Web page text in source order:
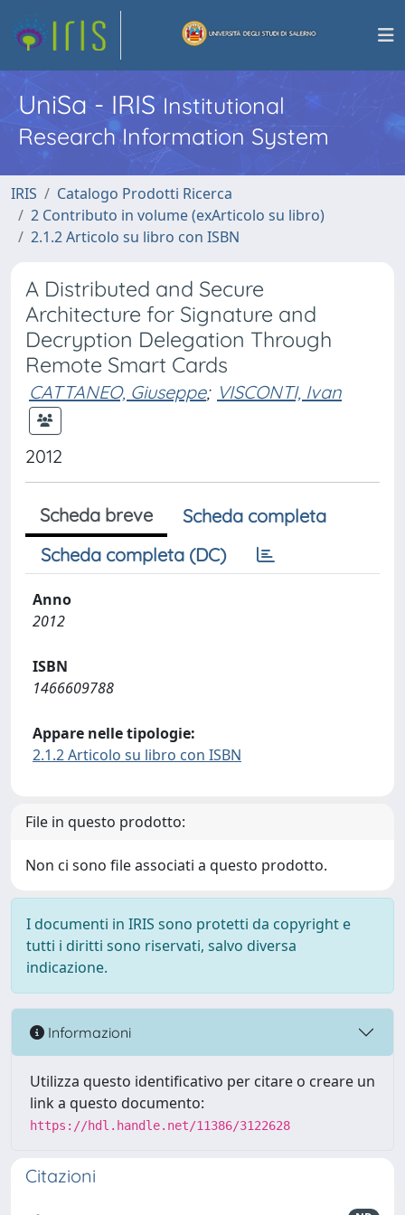
UniSa - IRISInstitutional
Research Information System
IRIS
Catalogo Prodotti Ricerca
2 Contributo in volume (exArticolo su libro)
2.1.2 Articolo su libro con ISBN
A Distributed and Secure
Architecture for Signature and
Decryption Delegation Through
Remote Smart Cards
CATTANEO, Giuseppe; VISCONTI, Ivan
2012
Scheda breve
Scheda completa
Scheda completa (DC)
Anno
2012
ISBN
1466609788
Appare nelle tipologie:
2.1.2 Articolo su libro con ISBN
File in questo prodotto:
Non ci sono file associati a questo prodotto.
I documenti in IRIS sono protetti da copyright e
tutti i diritti sono riservati, salvo diversa
indicazione.
Informazioni
Utilizza questo identificativo per citare o creare un
link a questo documento:
https://hdl.handle.net/11386/3122628
Citazioni